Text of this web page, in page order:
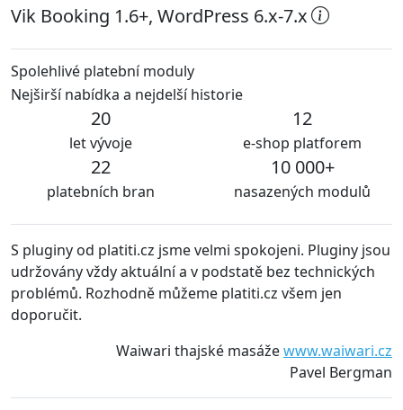
Vik Booking 1.6+, WordPress 6.x-7.x
Spolehlivé platební moduly
Nejširší nabídka a nejdelší historie
20
let vývoje
12
e-shop platforem
22
platebních bran
10 000+
nasazených modulů
S pluginy od platiti.cz jsme velmi spokojeni. Pluginy jsou
udržovány vždy aktuální a v podstatě bez technických
problémů. Rozhodně můžeme platiti.cz všem jen
doporučit.
Waiwari thajské masážewww.waiwari.cz
Pavel Bergman